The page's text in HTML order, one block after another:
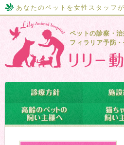
あなたのペットを女性スタッフ
ペットの診察・
フィラリア予防